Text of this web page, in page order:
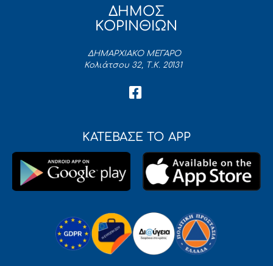
ΔΗΜΟΣ
ΚΟΡΙΝΘΙΩΝ
ΔΗΜΑΡΧΙΑΚΟ ΜΕΓΑΡΟ
Κολιάτσου 32, Τ.Κ. 20131
ΚΑΤΕΒΑΣΕ ΤΟ APP